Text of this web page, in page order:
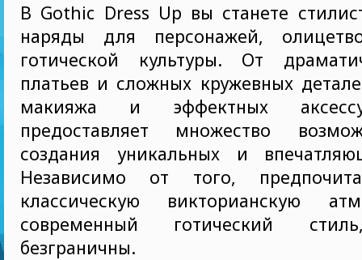
В Gothic Dress Up вы станете
наряды для персонажей,
готической культуры. От
платьев и сложных кружевных
макияжа и эффектных
предоставляет множество
создания уникальных и
Независимо от того,
классическую викторианскую
современный готический
безграничны.